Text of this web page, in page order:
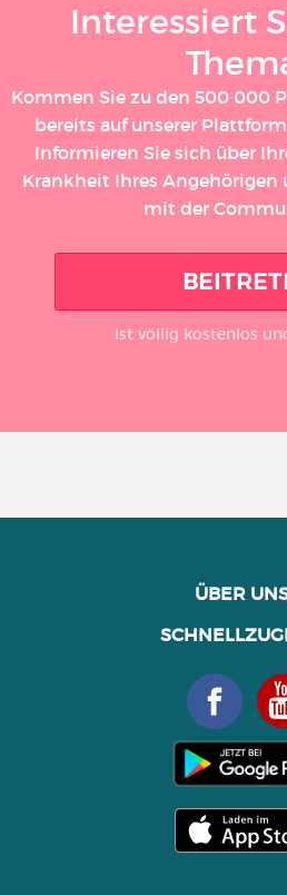
Interessiert
Kommen Sie zu den 500 000
bereits auf unserer
Informieren Sie sich über
Krankheit Ihres Angehörigen
mit der
Ist völlig kostenlos
ÜBER